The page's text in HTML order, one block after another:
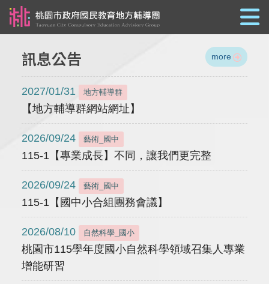
訊息公告 more
2027/01/31 地方輔導群
【地方輔導群網站網址】
2026/09/24 藝術_國中
115-1【專業成長】不同，讓我們更完整
2026/09/24 藝術_國中
115-1【國中小合組團務會議】
2026/08/10 自然科學_國小
桃園市115學年度國小自然科學領域召集人專業
增能研習